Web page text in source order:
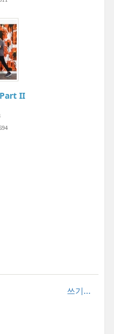
II : 드로잉 Drawing |
Permanent Blue |
쓰기...